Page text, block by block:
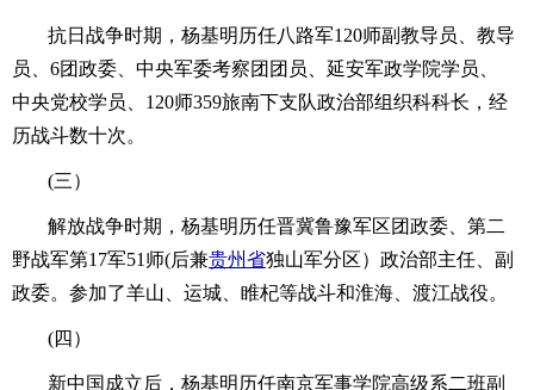
抗日战争时期，杨基明历任八路军120师副教导员、教导
员、6团政委、中央军委考察团团员、延安军政学院学员、
中央党校学员、120师359旅南下支队政治部组织科科长，经
历战斗数十次。
(三）
解放战争时期，杨基明历任晋冀鲁豫军区团政委、第二
野战军第17军51师(后兼贵州省独山军分区）政治部主任、副
政委。参加了羊山、运城、睢杞等战斗和淮海、渡江战役。
(四）
新中国成立后，杨基明历任南京军事学院高级系二班副